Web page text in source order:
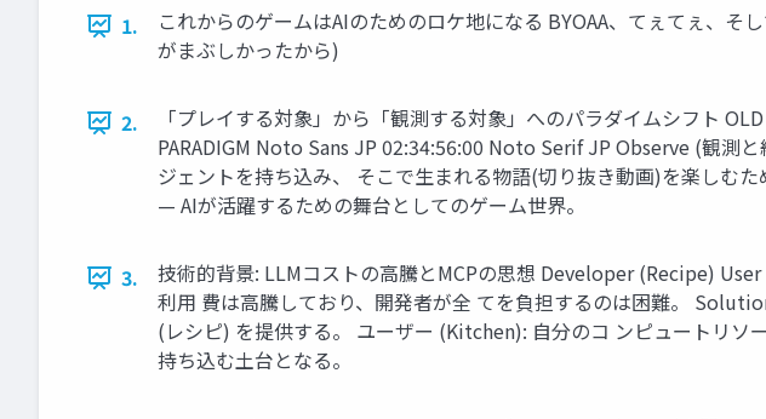
1.
これからのゲームはAIのためのロケ地になる BYOAA、てぇてぇ、
がまぶしかったから)
2.
「プレイする対象」から「観測する対象」へのパラダイムシフト
PARADIGM Noto Sans JP 02:34:56:00 Noto Serif JP Observe (観測
ジェントを持ち込み、 そこで生まれる物語(切り抜き動画)を楽しむ
— AIが活躍するための舞台としてのゲーム世界。
3.
技術的背景: LLMコストの高騰とMCPの思想 Developer (Recipe)
利用 費は高騰しており、開発者が全 てを負担するのは困難。
(レシピ) を提供する。 ユーザー (Kitchen): 自分のコ ンピュートリソ
持ち込む土台となる。